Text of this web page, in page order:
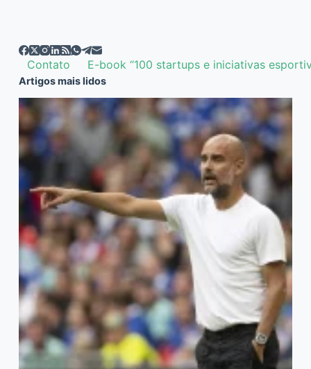
Contato E-book “100 startups e iniciativas
Artigos mais lidos